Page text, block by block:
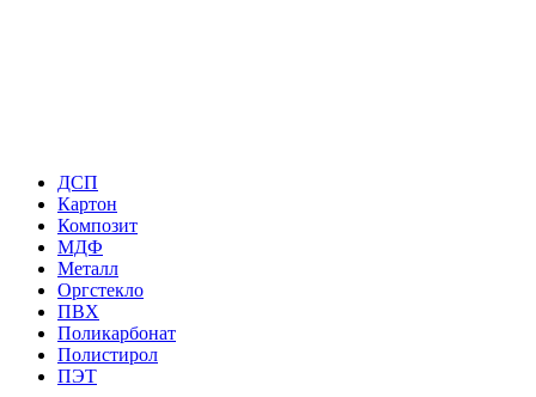
ДСП
Картон
Композит
МДФ
Металл
Оргстекло
ПВХ
Поликарбонат
Полистирол
ПЭТ